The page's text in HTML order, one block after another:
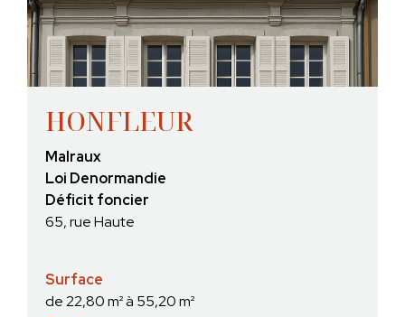
HONFLEUR
Malraux
Loi Denormandie
Déficit foncier
65, rue Haute
Surface
de 22,80 m² à 55,20 m²